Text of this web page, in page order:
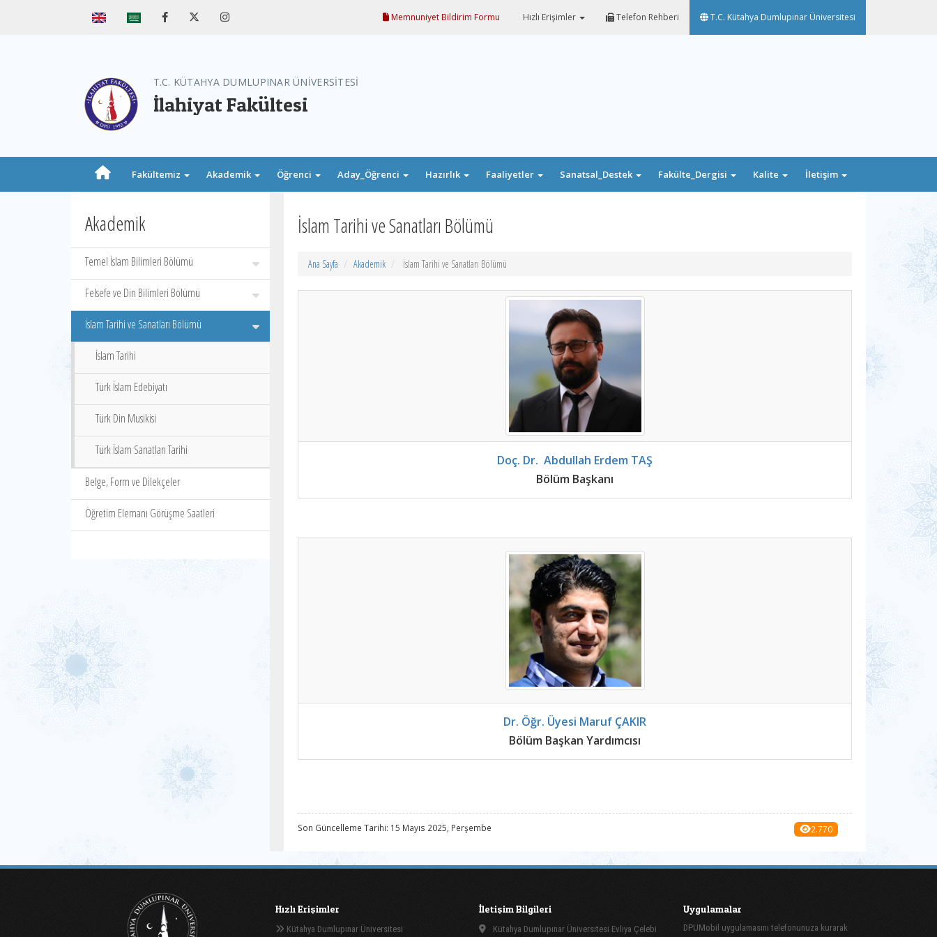
Memnuniyet Bildirim Formu Hızlı Erişimler Telefon Rehberi T.C. Kütahya Dumlupınar Üniversitesi
T.C. KÜTAHYA DUMLUPINAR ÜNİVERSİTESİ
İlahiyat Fakültesi
Fakültemiz Akademik Öğrenci Aday_Öğrenci Hazırlık Faaliyetler Sanatsal_Destek Fakülte_Dergisi Kalite İletişim
Akademik
Temel İslam Bilimleri Bölümü
Felsefe ve Din Bilimleri Bölümü
İslam Tarihi ve Sanatları Bölümü
İslam Tarihi
Türk İslam Edebiyatı
Türk Din Musikisi
Türk İslam Sanatları Tarihi
Belge, Form ve Dilekçeler
Öğretim Elemanı Görüşme Saatleri
İslam Tarihi ve Sanatları Bölümü
Ana Sayfa Akademik İslam Tarihi ve Sanatları Bölümü
Doç. Dr. Abdullah Erdem TAŞ
Bölüm Başkanı
Dr. Öğr. Üyesi Maruf ÇAKIR
Bölüm Başkan Yardımcısı
Son Güncelleme Tarihi: 15 Mayıs 2025, Perşembe 2.770
Hızlı Erişimler
Kütahya Dumlupınar Üniversitesi
İletişim Bilgileri
Kütahya Dumlupınar Üniversitesi Evliya Çelebi
Uygulamalar
DPUMobil uygulamasını telefonunuza kurarak